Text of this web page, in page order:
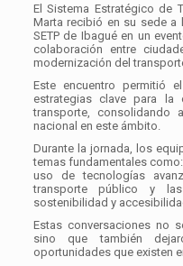
El Sistema Estratégico de
Marta recibió en su sede a
SETP de Ibagué en un
colaboración entre
modernización del
Este encuentro permitió
estrategias clave para
transporte, consolidando
nacional en este ámbito.
Durante la jornada, los
temas fundamentales
uso de tecnologías
transporte público y
sostenibilidad y
Estas conversaciones no
sino que también
oportunidades que existen